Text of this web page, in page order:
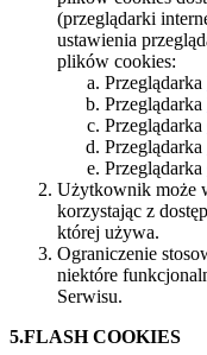
(przeglądarki
ustawienia
plików cookies:
Przeglądarka
Przeglądarka
Przeglądarka
Przeglądarka
Przeglądarka
Użytkownik może
korzystając z
której używa.
Ograniczenie
niektóre
Serwisu.
5.FLASH COOKIES